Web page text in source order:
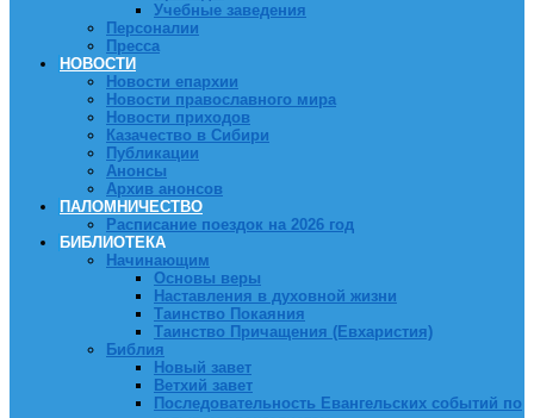
Учебные заведения
Персоналии
Пресса
НОВОСТИ
Новости епархии
Новости православного мира
Новости приходов
Казачество в Сибири
Публикации
Анонсы
Архив анонсов
ПАЛОМНИЧЕСТВО
Расписание поездок на 2026 год
БИБЛИОТЕКА
Начинающим
Основы веры
Наставления в духовной жизни
Таинство Покаяния
Таинство Причащения (Евхаристия)
Библия
Новый завет
Ветхий завет
Последовательность Евангельских событий по